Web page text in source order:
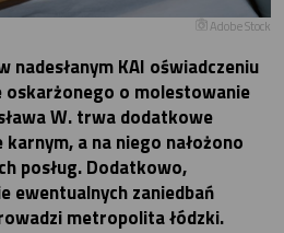
Adobe Stock
nadesłanym KAI oświadczeniu
o molestowanie
W. trwa dodatkowe
a na niego nałożono
posług. Dodatkowo,
ewentualnych zaniedbań
metropolita łódzki.